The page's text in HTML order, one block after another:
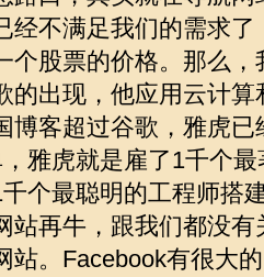
经不满足我们的需求
个股票的价格。那么
的出现，他应用云计
博客超过谷歌，雅虎
雅虎就是雇了1千个
个最聪明的工程师搭
站再牛，跟我们都没
站。Facebook有很大